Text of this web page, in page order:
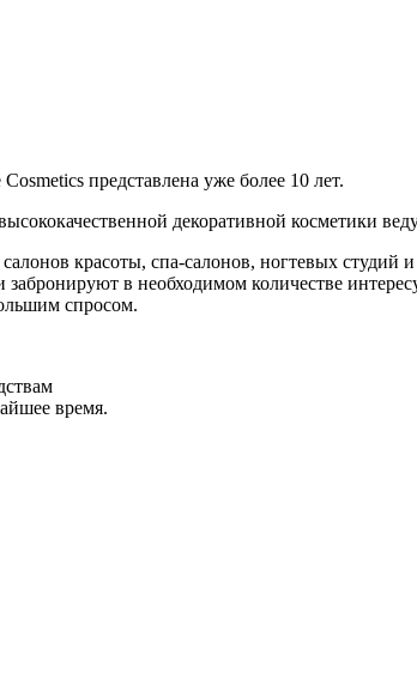
представлена уже более 10 лет.
декоративной косметики
красоты, спа-салонов, ногтевых
в необходимом количестве
спросом.
время.